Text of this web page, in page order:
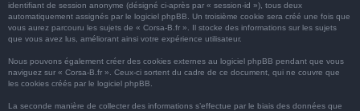
identifiant de session anonyme (désigné ci-après par « session-id »), tous deux
automatiquement assignés par le logiciel phpBB. Un troisième cookie sera créé une fois que
vous aurez parcouru les sujets de « Corsa-B.fr ». Il stocke des informations sur les sujets
que vous avez lus, améliorant ainsi votre expérience utilisateur.
Nous pouvons également créer des cookies externes au logiciel phpBB pendant que vous
naviguez sur « Corsa-B.fr ». Ceux-ci sortent du cadre de ce document, qui ne couvre que
les cookies créés par le logiciel phpBB.
La seconde manière de collecter des informations s’effectue par le biais des données que